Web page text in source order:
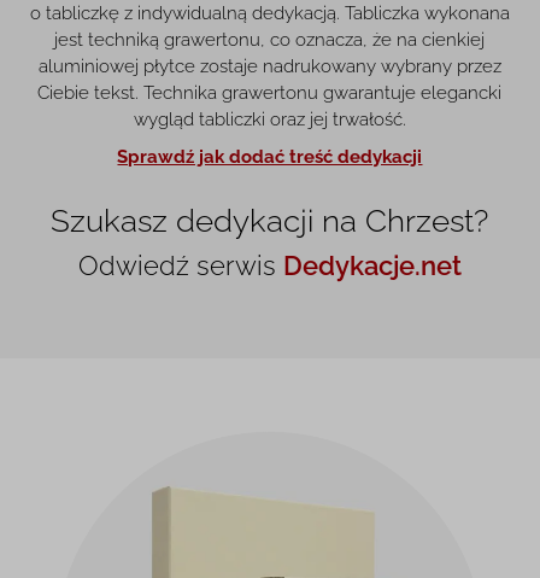
o tabliczkę z indywidualną dedykacją. Tabliczka wykonana
jest techniką grawertonu, co oznacza, że na cienkiej
aluminiowej płytce zostaje nadrukowany wybrany przez
Ciebie tekst. Technika grawertonu gwarantuje elegancki
wygląd tabliczki oraz jej trwałość.
Sprawdź jak dodać treść dedykacji
Szukasz dedykacji na Chrzest?
Odwiedź serwis Dedykacje.net